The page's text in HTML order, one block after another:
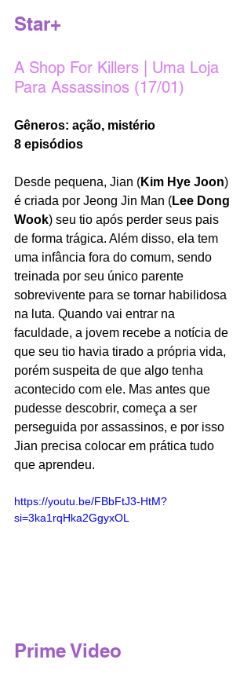
Star+
A Shop For Killers | Uma Loja
Para Assassinos (17/01)
Gêneros: ação, mistério
8 episódios
Desde pequena, Jian (Kim Hye Joon)
é criada por Jeong Jin Man (Lee Dong
Wook) seu tio após perder seus pais
de forma trágica. Além disso, ela tem
uma infância fora do comum, sendo
treinada por seu único parente
sobrevivente para se tornar habilidosa
na luta. Quando vai entrar na
faculdade, a jovem recebe a notícia de
que seu tio havia tirado a própria vida,
porém suspeita de que algo tenha
acontecido com ele. Mas antes que
pudesse descobrir, começa a ser
perseguida por assassinos, e por isso
Jian precisa colocar em prática tudo
que aprendeu.
https://youtu.be/FBbFtJ3-HtM?
si=3ka1rqHka2GgyxOL
Prime Video